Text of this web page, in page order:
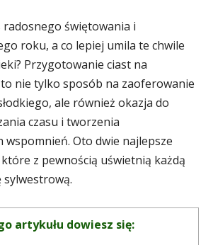
radosnego świętowania i
roku, a co lepiej umila te chwile
Przygotowanie ciast na
nie tylko sposób na zaoferowanie
ale również okazja do
czasu i tworzenia
wspomnień. Oto dwie najlepsze
z pewnością uświetnią każdą
artykułu dowiesz się: